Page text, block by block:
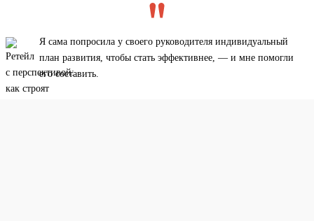
Я сама попросила у своего руководителя индивидуальный
план развития, чтобы стать эффективнее, — и мне помогли
его составить.